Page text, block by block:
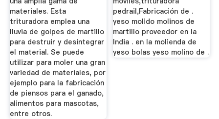
materiales. Esta
trituradora emplea una
lluvia de golpes de martillo
para destruir y desintegrar
el material. Se puede
utilizar para moler una gran
variedad de materiales, por
ejemplo para la fabricación
de piensos para el ganado,
alimentos para mascotas,
entre otros.
pedrail,Fabricación de .
yeso molido molinos de
martillo proveedor en la
India . en la molienda de
yeso bolas yeso molino de .